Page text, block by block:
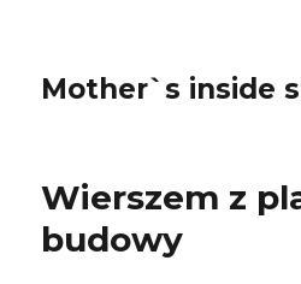
Mother`s inside
Wierszem z
budowy